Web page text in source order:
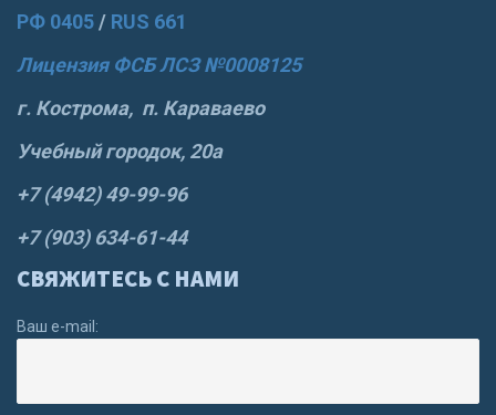
РФ 0405 / RUS 661
Лицензия ФСБ ЛСЗ №0008125
г. Кострома, п. Караваево
Учебный городок, 20а
+7 (4942) 49-99-96
+7 (903) 634-61-44
СВЯЖИТЕСЬ С НАМИ
Ваш e-mail: